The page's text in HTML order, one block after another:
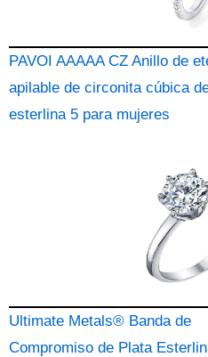
PAVOI AAAAA CZ Anillo de
apilable de circonita cúbica
esterlina 5 para mujeres
Ultimate Metals® Banda de
Compromiso de Plata